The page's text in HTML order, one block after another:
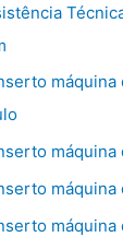
máquina
máquina
máquina
máquina